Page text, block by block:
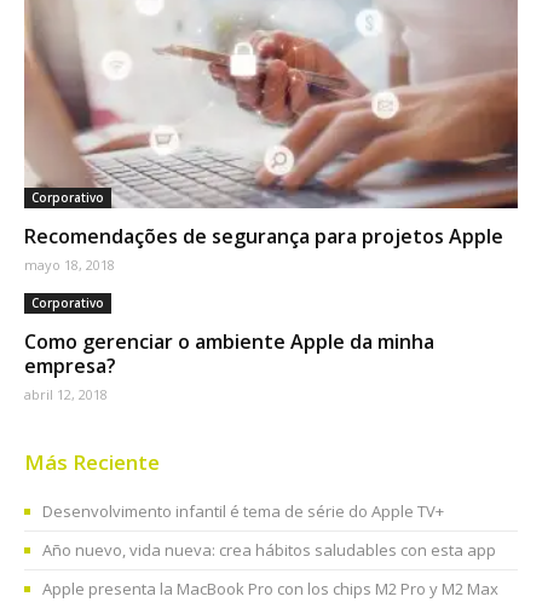
Corporativo
Recomendações de segurança para projetos Apple
mayo 18, 2018
Corporativo
Como gerenciar o ambiente Apple da minha
empresa?
abril 12, 2018
Más Reciente
Desenvolvimento infantil é tema de série do Apple TV+
Año nuevo, vida nueva: crea hábitos saludables con esta app
Apple presenta la MacBook Pro con los chips M2 Pro y M2 Max